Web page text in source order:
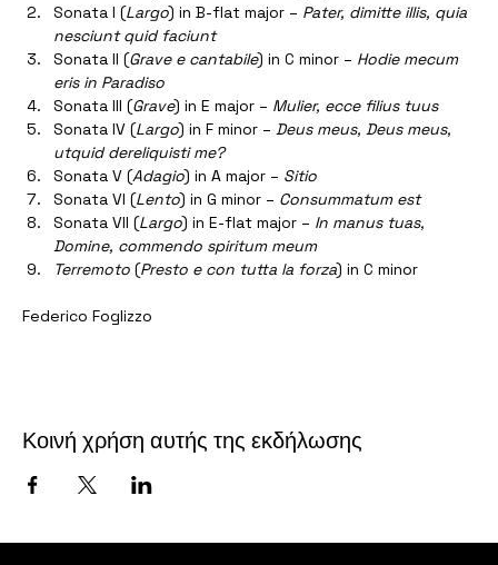
Sonata I (Largo) in B-flat major – Pater, dimitte illis, quia
nesciunt quid faciunt
Sonata II (Grave e cantabile) in C minor – Hodie mecum
eris in Paradiso
Sonata III (Grave) in E major – Mulier, ecce filius tuus
Sonata IV (Largo) in F minor – Deus meus, Deus meus,
utquid dereliquisti me?
Sonata V (Adagio) in A major – Sitio
Sonata VI (Lento) in G minor – Consummatum est
Sonata VII (Largo) in E-flat major – In manus tuas,
Domine, commendo spiritum meum
Terremoto (Presto e con tutta la forza) in C minor
Federico Foglizzo
Κοινή χρήση αυτής της εκδήλωσης